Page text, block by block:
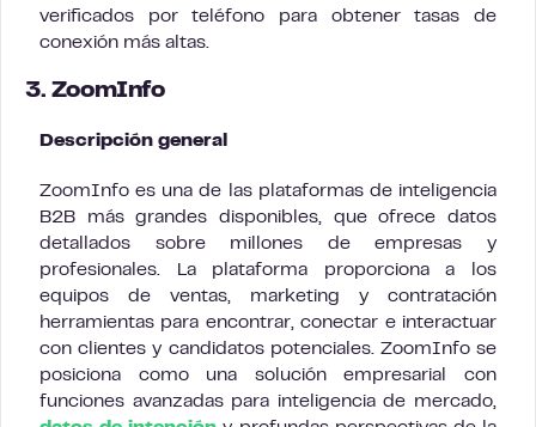
verificados por teléfono para obtener tasas de
conexión más altas.
3. ZoomInfo
Descripción general
ZoomInfo es una de las plataformas de inteligencia
B2B más grandes disponibles, que ofrece datos
detallados sobre millones de empresas y
profesionales. La plataforma proporciona a los
equipos de ventas, marketing y contratación
herramientas para encontrar, conectar e interactuar
con clientes y candidatos potenciales. ZoomInfo se
posiciona como una solución empresarial con
funciones avanzadas para inteligencia de mercado,